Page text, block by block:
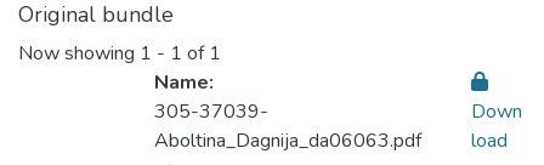
Original bundle
Now showing 1 - 1 of 1
Name:
305-37039-
Aboltina_Dagnija_da06063.pdf
Down
load